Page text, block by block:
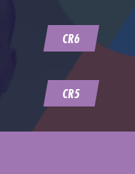
CR6
CR5